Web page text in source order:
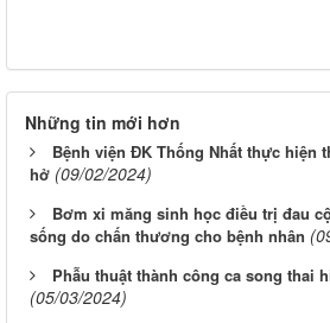
Những tin mới hơn
Bệnh viện ĐK Thống Nhất thực hiện
hở (09/02/2024)
Bơm xi măng sinh học điều trị đau
sống do chấn thương cho bệnh nhân
Phẫu thuật thành công ca song thai
(05/03/2024)